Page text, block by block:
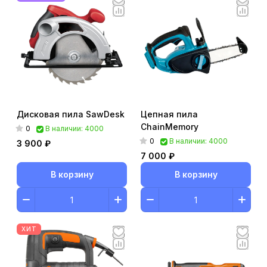
Дисковая пила SawDesk
0 В наличии: 4000
3 900 ₽
В корзину
Цепная пила
ChainMemory
0 В наличии: 4000
7 000 ₽
В корзину
ХИТ